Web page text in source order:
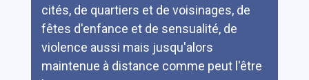
cités, de quartiers et de voisinages, de
fêtes d'enfance et de sensualité, de
violence aussi mais jusqu'alors
maintenue à distance comme peut l'être